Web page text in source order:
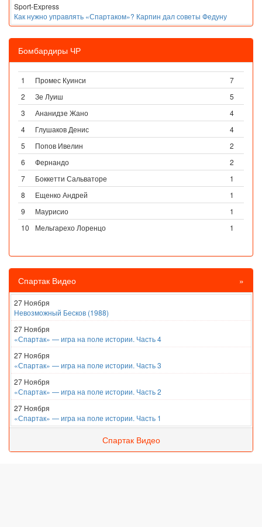
Sport-Express
Как нужно управлять «Спартаком»? Карпин дал советы Федуну
Бомбардиры ЧР
1 Промес Куинси
7
2
Зе Луиш
5
3
Ананидзе Жано
4
4
Глушаков Денис
4
5
Попов Ивелин
2
6
Фернандо
2
7
Боккетти Сальваторе
1
8
Ещенко Андрей
1
9
Маурисио
1
10
Мельгарехо Лоренцо 1
Спартак Видео »
27 Ноября
Невозможный Бесков (1988)
27 Ноября
«Спартак» — игра на поле истории. Часть 4
27 Ноября
«Спартак» — игра на поле истории. Часть 3
27 Ноября
«Спартак» — игра на поле истории. Часть 2
27 Ноября
«Спартак» — игра на поле истории. Часть 1
Спартак Видео